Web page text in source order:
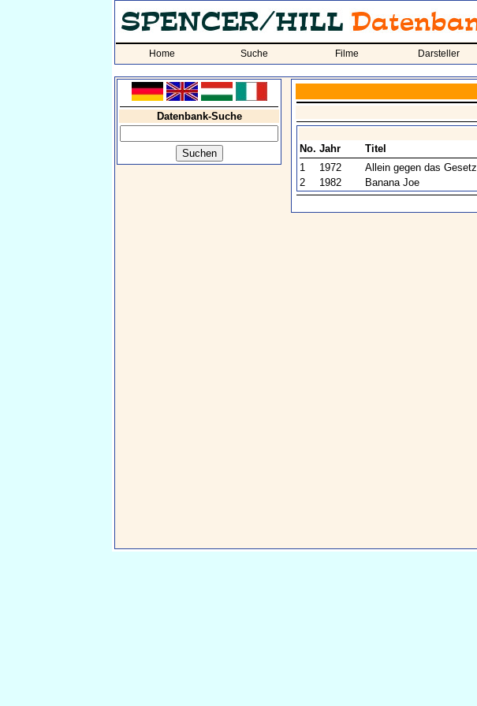
Home Suche Filme Darsteller
Datenbank-Suche
No. Jahr Titel
1
1972 Allein gegen das Gesetz
2
1982 Banana Joe